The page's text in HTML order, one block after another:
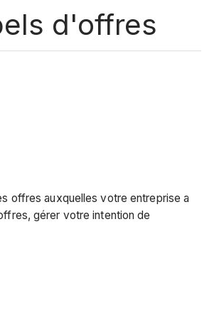
d'offres
offres auxquelles votre entreprise a
gérer votre intention de